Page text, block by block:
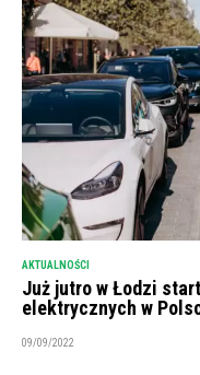
AKTUALNOŚCI
Już jutro w Łodzi
elektrycznych w
09/09/2022